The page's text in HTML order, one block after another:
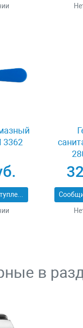
Сообщить о поступлении
в